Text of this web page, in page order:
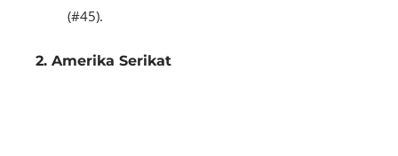
(#45).
2. Amerika Serikat